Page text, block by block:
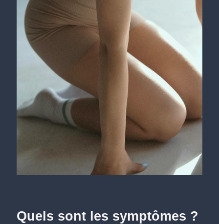
Quels sont les symptômes ?